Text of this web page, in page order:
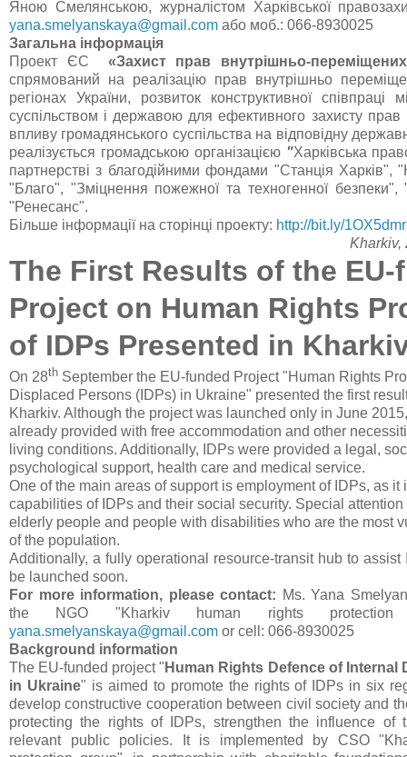
Яною Смелянською, журналістом Харківської
yana.smelyanskaya@gmail.com або моб.: 066-8930025
Загальна інформація
Проект ЄС
«Захист прав внутрішньо-
спрямований на реалізацію прав внутрішньо
регіонах України, розвиток конструктивної співпраці
суспільством і державою для ефективного захисту
впливу громадянського суспільства на відповідну
реалізується громадською організацією"Харківська
партнерстві з благодійними фондами "Станція Харків",
"Благо", "Зміцнення пожежної та техногенної
"Ренесанс".
Більше інформації на сторінці проекту: http://bit.ly/1OX5dmr
Kharkiv,
The First Results of the EU-
Project on Human Rights
of IDPs Presented in
On 28th September the EU-funded Project "Human Rights
Displaced Persons (IDPs) in Ukraine" presented the first
Kharkiv. Although the project was launched only in June
already provided with free accommodation and other
living conditions. Additionally, IDPs were provided a legal,
psychological support, health care and medical service.
One of the main areas of support is employment of IDPs, as it
capabilities of IDPs and their social security. Special
elderly people and people with disabilities who are the most
of the population.
Additionally, a fully operational resource-transit hub to assist
be launched soon.
For more information, please contact: Ms. Yana
the NGO "Kharkiv human rights protection
yana.smelyanskaya@gmail.com or cell: 066-8930025
Background information
The EU-funded project " Human Rights Defence of Internal
in Ukraine" is aimed to promote the rights of IDPs in six
develop constructive cooperation between civil society and
protecting the rights of IDPs, strengthen the influence of
relevant public policies. It is implemented by CSO